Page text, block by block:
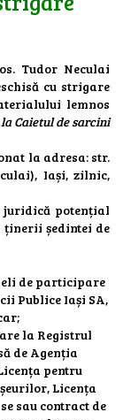
Tudor Neculai
cu strigare
lemnos
Caietul de sarcini
la adresa: str.
Iași, zilnic,
potențial
ținerii ședintei de
de participare
Publice Iași SA,
la Registrul
de Agenția
pentru
Licența
sau contract de